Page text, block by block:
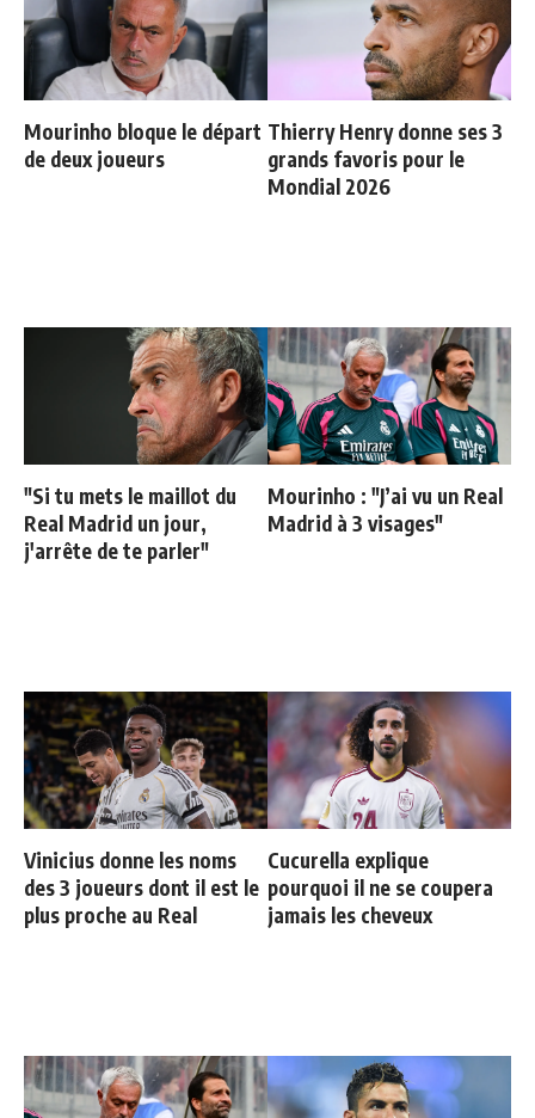
Mourinho bloque le départ
de deux joueurs
Thierry Henry donne ses 3
grands favoris pour le
Mondial 2026
"Si tu mets le maillot du
Real Madrid un jour,
j'arrête de te parler"
Mourinho : "J’ai vu un Real
Madrid à 3 visages"
Vinicius donne les noms
des 3 joueurs dont il est le
plus proche au Real
Cucurella explique
pourquoi il ne se coupera
jamais les cheveux